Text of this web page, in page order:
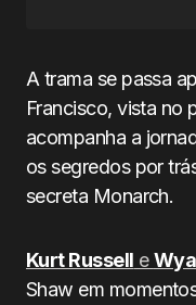
A trama se passa
Francisco, vista no
acompanha a
os segredos por
secreta Monarch.
Kurt Russell e
Shaw em